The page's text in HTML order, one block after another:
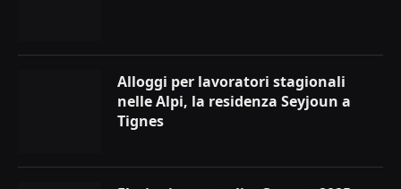
Alloggi per lavoratori stagionali
nelle Alpi, la residenza Seyjoun a
Tignes